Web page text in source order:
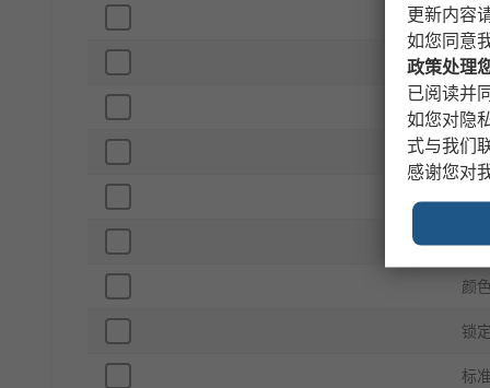
袋
材
长
宽
高
肩
颜
锁
标
更新内容
如您同意
政策处理
已阅读并
如您对隐
式与我们
感谢您对